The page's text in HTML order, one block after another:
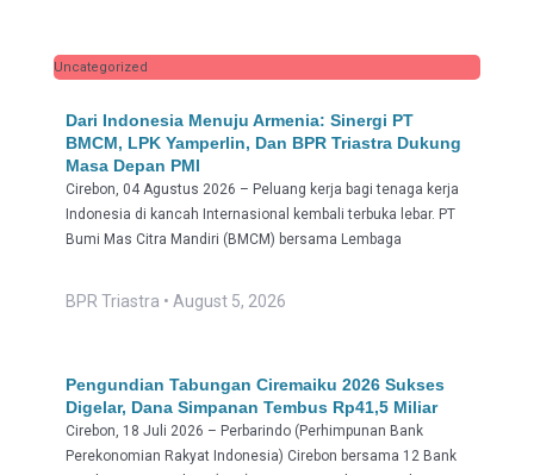
Uncategorized
Dari Indonesia Menuju Armenia: Sinergi PT
BMCM, LPK Yamperlin, Dan BPR Triastra Dukung
Masa Depan PMI
Cirebon, 04 Agustus 2026 – Peluang kerja bagi tenaga kerja
Indonesia di kancah Internasional kembali terbuka lebar. PT
Bumi Mas Citra Mandiri (BMCM) bersama Lembaga
BPR Triastra August 5, 2026
Pengundian Tabungan Ciremaiku 2026 Sukses
Digelar, Dana Simpanan Tembus Rp41,5 Miliar
Cirebon, 18 Juli 2026 – Perbarindo (Perhimpunan Bank
Perekonomian Rakyat Indonesia) Cirebon bersama 12 Bank